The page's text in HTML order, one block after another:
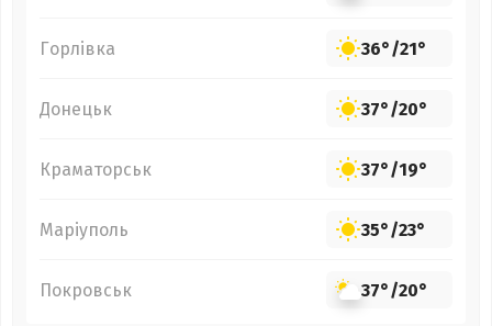
Горлівка 36°/21°
Донецьк 37°/20°
Краматорськ 37°/19°
Маріуполь 35°/23°
Покровськ 37°/20°